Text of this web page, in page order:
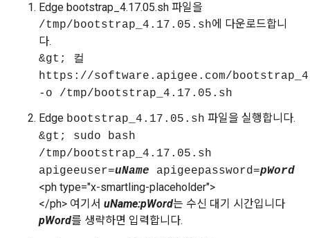
Edge bootstrap_4.17.05.sh 파일을
/tmp/bootstrap_4.17.05.sh에 다운로드합니
다.
&gt; 컬
https://software.apigee.com/
-o /tmp/bootstrap_4.17.05.sh
Edge bootstrap_4.17.05.sh 파일을 실행합니다.
&gt; sudo bash
/tmp/bootstrap_4.17.05.sh
apigeeuser=uName apigeepassword=pWord
<ph type="x-smartling-placeholder">
</ph> 여기서 uName:pWord는 수신 대기 시간입니다
pWord를 생략하면 입력합니다.